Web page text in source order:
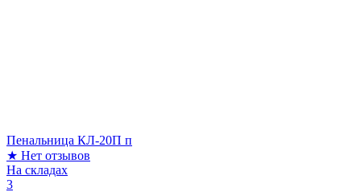
Пенальница КЛ-20П п
★ Нет отзывов
На складах
3